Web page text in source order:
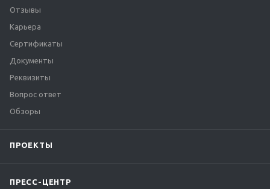
Отзывы
Карьера
Сертификаты
Документы
Реквизиты
Вопрос ответ
Обзоры
ПРОЕКТЫ
ПРЕСС-ЦЕНТР